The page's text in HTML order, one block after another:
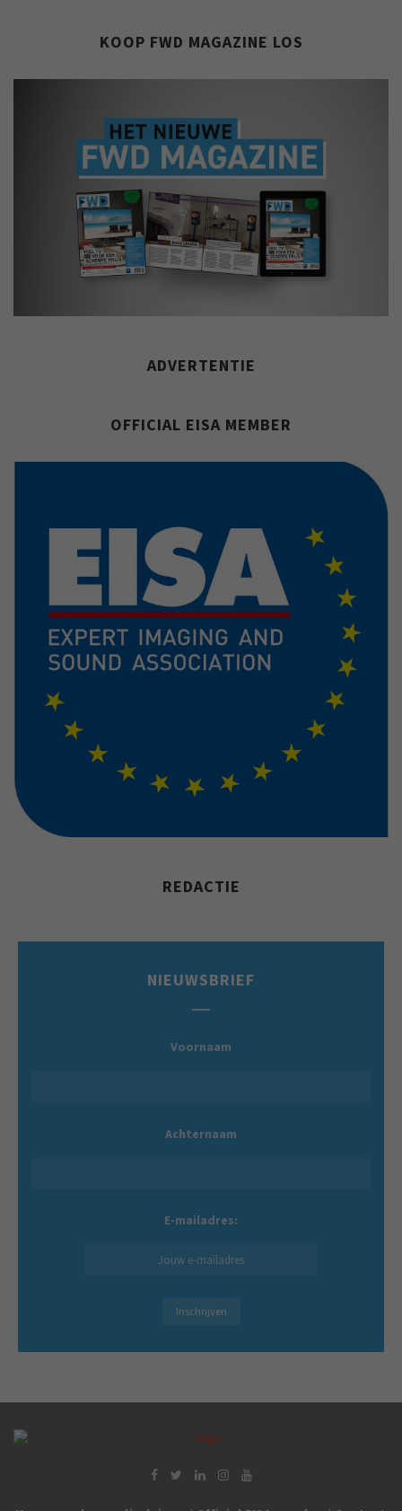
KOOP FWD MAGAZINE LOS
ADVERTENTIE
OFFICIAL EISA MEMBER
REDACTIE
NIEUWSBRIEF
Voornaam
Achternaam
E-mailadres: